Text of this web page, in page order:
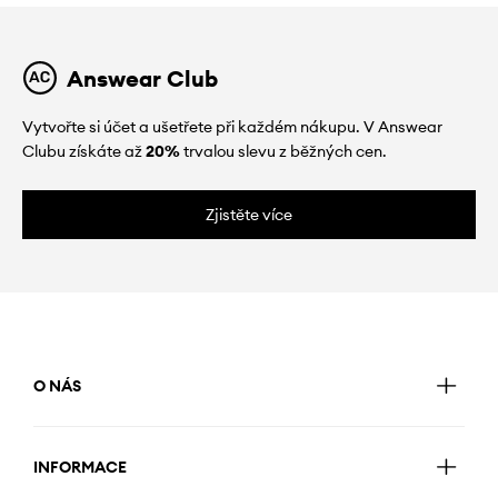
Answear Club
Vytvořte si účet a ušetřete při každém nákupu. V Answear
Clubu získáte až20%trvalou slevu z běžných cen.
Zjistěte více
O NÁS
INFORMACE